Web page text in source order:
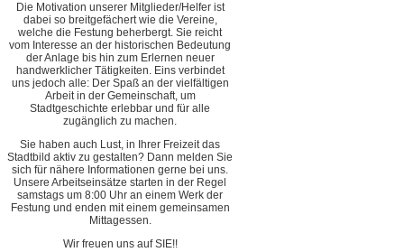
Die Motivation unserer Mitglieder/Helfer ist
dabei so breitgefächert wie die Vereine,
welche die Festung beherbergt. Sie reicht
vom Interesse an der historischen Bedeutung
der Anlage bis hin zum Erlernen neuer
handwerklicher Tätigkeiten. Eins verbindet
uns jedoch alle: Der Spaß an der vielfältigen
Arbeit in der Gemeinschaft, um
Stadtgeschichte erlebbar und für alle
zugänglich zu machen.
Sie haben auch Lust, in Ihrer Freizeit das
Stadtbild aktiv zu gestalten? Dann melden Sie
sich für nähere Informationen gerne bei uns.
Unsere Arbeitseinsätze starten in der Regel
samstags um 8:00 Uhr an einem Werk der
Festung und enden mit einem gemeinsamen
Mittagessen.
Wir freuen uns auf SIE!!